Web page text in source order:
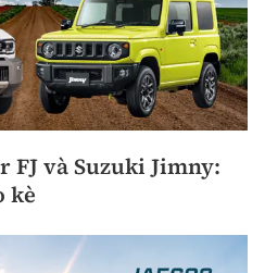
FJ và Suzuki Jimny:
kè